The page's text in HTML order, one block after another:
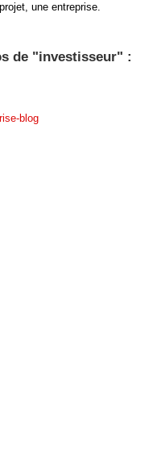
une entreprise.
de "investisseur" :
blog